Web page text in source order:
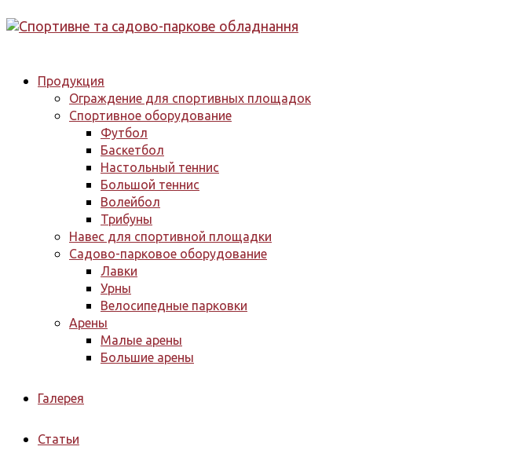
Продукция
Ограждение для спортивных площадок
Спортивное оборудование
Футбол
Баскетбол
Настольный теннис
Большой теннис
Волейбол
Трибуны
Навес для спортивной площадки
Садово-парковое оборудование
Лавки
Урны
Велосипедные парковки
Арены
Малые арены
Большие арены
Галерея
Статьи